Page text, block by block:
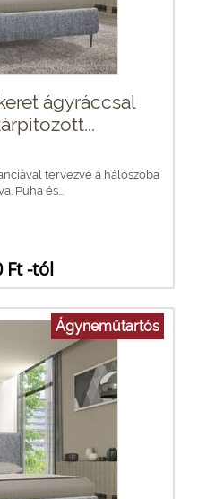
ágyráccsal
tervezve a hálószoba
Puha és...
Ft -tól
Ágyneműtartós